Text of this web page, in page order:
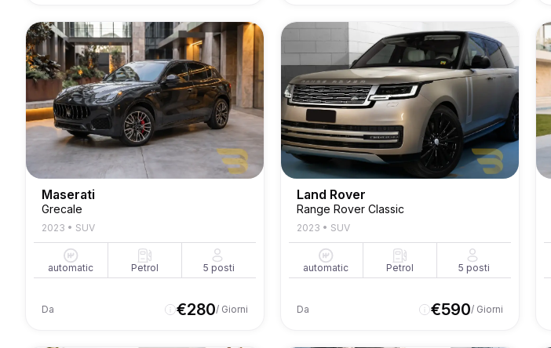
Maserati
Grecale
2023 • SUV
automatic Petrol 5 posti
Da €280/ Giorni
Land Rover
Range Rover Classic
2023 • SUV
automatic Petrol 5 posti
Da €590/ Giorni